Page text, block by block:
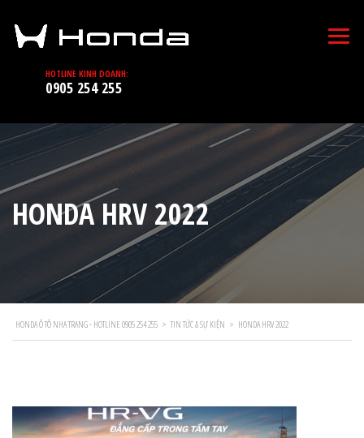
HOTLINE KINH DOANH:
0905 254 255
HONDA HRV 2022
HONDA Ô TÔ NHA TRANG - HOTLINE 0905 254 255 > TIN TỨC & SỰ KIỆN > HONDA HRV 2022